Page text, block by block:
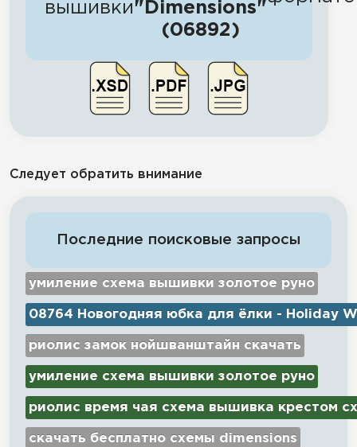
вышивки"Dimensions"
(06892)
Следует обратить внимание
Последние поисковые запросы
умиление схема вышивки золотое руно
08764 Новогодняя юбка для ёлки - Holiday
риолис замок нойшванштайн скачать
умиление схема вышивки золотое руно
риолис время чая схема вышивка крестом
скачать бесплатно схемы dimensions